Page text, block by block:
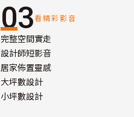
03看精彩影音
完整空間實走
設計師短影音
居家佈置靈感
大坪數設計
小坪數設計